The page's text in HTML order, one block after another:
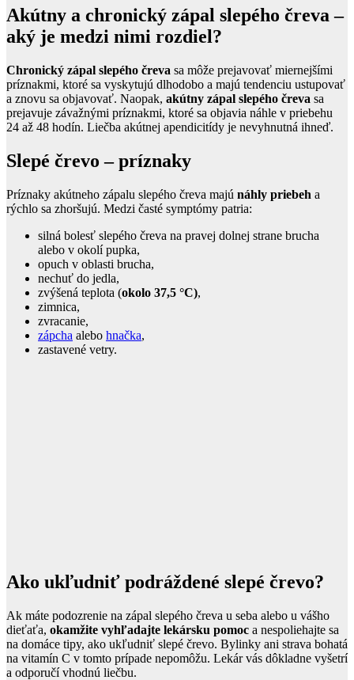
Akútny a chronický zápal slepého čreva –
aký je medzi nimi rozdiel?
Chronický zápal slepého čreva sa môže prejavovať miernejšími
príznakmi, ktoré sa vyskytujú dlhodobo a majú tendenciu ustupovať
a znovu sa objavovať. Naopak, akútny zápal slepého čreva sa
prejavuje závažnými príznakmi, ktoré sa objavia náhle v priebehu
24 až 48 hodín. Liečba akútnej apendicitídy je nevyhnutná ihneď.
Slepé črevo – príznaky
Príznaky akútneho zápalu slepého čreva majú náhly priebeh a
rýchlo sa zhoršujú. Medzi časté symptómy patria:
silná bolesť slepého čreva na pravej dolnej strane brucha
alebo v okolí pupka,
opuch v oblasti brucha,
nechuť do jedla,
zvýšená teplota (okolo 37,5 °C),
zimnica,
zvracanie,
zápcha alebo hnačka,
zastavené vetry.
Ako ukľudniť podráždené slepé črevo?
Ak máte podozrenie na zápal slepého čreva u seba alebo u vášho
dieťaťa, okamžite vyhľadajte lekársku pomoc a nespoliehajte sa
na domáce tipy, ako ukľudniť slepé črevo. Bylinky ani strava bohatá
na vitamín C v tomto prípade nepomôžu. Lekár vás dôkladne vyšetrí
a odporučí vhodnú liečbu.